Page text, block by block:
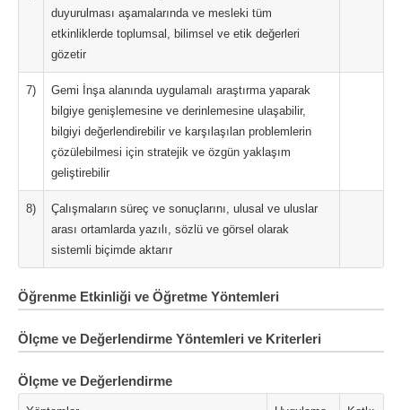
duyurulması aşamalarında ve mesleki tüm
etkinliklerde toplumsal, bilimsel ve etik değerleri
gözetir
7)
Gemi İnşa alanında uygulamalı araştırma yaparak
bilgiye genişlemesine ve derinlemesine ulaşabilir,
bilgiyi değerlendirebilir ve karşılaşılan problemlerin
çözülebilmesi için stratejik ve özgün yaklaşım
geliştirebilir
8)
Çalışmaların süreç ve sonuçlarını, ulusal ve uluslar
arası ortamlarda yazılı, sözlü ve görsel olarak
sistemli biçimde aktarır
Öğrenme Etkinliği ve Öğretme Yöntemleri
Ölçme ve Değerlendirme Yöntemleri ve Kriterleri
Ölçme ve Değerlendirme